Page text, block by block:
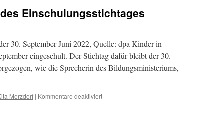
Einschulungsstichtages
30. September Juni 2022, Quelle: dpa Kinder in
eingeschult. Der Stichtag dafür bleibt der 30.
wie die Sprecherin des Bildungsministeriums,
Merzdorf | Kommentare deaktiviertfür